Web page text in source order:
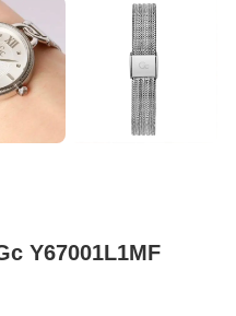
Y67001L1MF